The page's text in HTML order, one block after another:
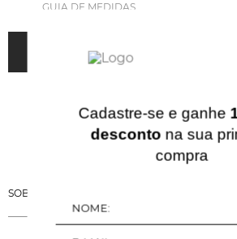
Cadastre-se e ganhe
desconto na sua
compra
GUIA DE MEDIDAS
ADICIONAR À
SOBRE ESSA PEÇA